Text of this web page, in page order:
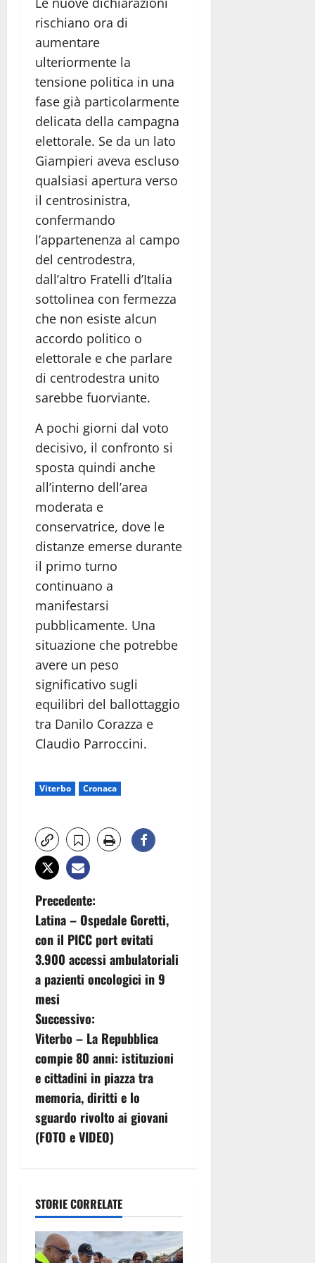
rischiano ora di
aumentare
ulteriormente la
tensione politica in una
fase già particolarmente
delicata della campagna
elettorale. Se da un lato
Giampieri aveva escluso
qualsiasi apertura verso
il centrosinistra,
confermando
l’appartenenza al campo
del centrodestra,
dall’altro Fratelli d’Italia
sottolinea con fermezza
che non esiste alcun
accordo politico o
elettorale e che parlare
di centrodestra unito
sarebbe fuorviante.
A pochi giorni dal voto
decisivo, il confronto si
sposta quindi anche
all’interno dell’area
moderata e
conservatrice, dove le
distanze emerse durante
il primo turno
continuano a
manifestarsi
pubblicamente. Una
situazione che potrebbe
avere un peso
significativo sugli
equilibri del ballottaggio
tra Danilo Corazza e
Claudio Parroccini.
Viterbo Cronaca
N
a
v
i
g
a
z
i
o
e
a
Precedente:
Latina – Ospedale Goretti,
con il PICC port evitati
3.900 accessi ambulatoriali
a pazienti oncologici in 9
mesi
Successivo:
Viterbo – La Repubblica
compie 80 anni: istituzioni
e cittadini in piazza tra
memoria, diritti e lo
sguardo rivolto ai giovani
(FOTO e VIDEO)
STORIE CORRELATE